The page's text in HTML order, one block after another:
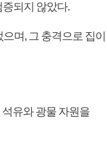
되지 않았다.
며, 그 충격으로 집이
유와 광물 자원을